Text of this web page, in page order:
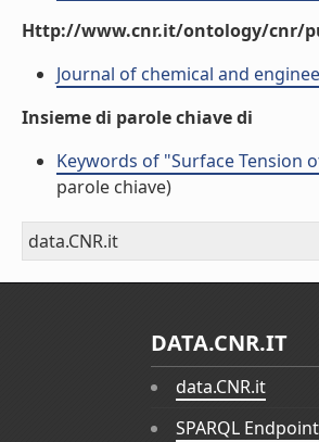
Http://www.cnr.it/ontology/cnr/
Journal of chemical and
Insieme di parole chiave di
Keywords of "Surface Tension
parole chiave)
data.CNR.it
DATA.CNR.IT
data.CNR.it
SPARQL Endpoint